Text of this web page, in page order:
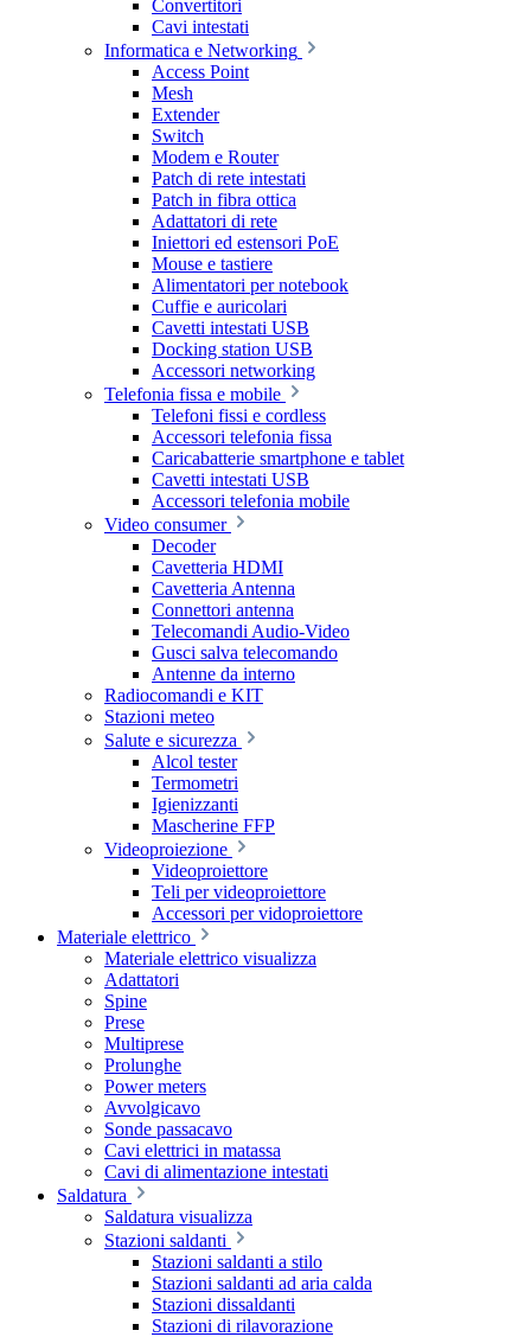
Convertitori
Cavi intestati
Informatica e Networking
Access Point
Mesh
Extender
Switch
Modem e Router
Patch di rete intestati
Patch in fibra ottica
Adattatori di rete
Iniettori ed estensori PoE
Mouse e tastiere
Alimentatori per notebook
Cuffie e auricolari
Cavetti intestati USB
Docking station USB
Accessori networking
Telefonia fissa e mobile
Telefoni fissi e cordless
Accessori telefonia fissa
Caricabatterie smartphone e tablet
Cavetti intestati USB
Accessori telefonia mobile
Video consumer
Decoder
Cavetteria HDMI
Cavetteria Antenna
Connettori antenna
Telecomandi Audio-Video
Gusci salva telecomando
Antenne da interno
Radiocomandi e KIT
Stazioni meteo
Salute e sicurezza
Alcol tester
Termometri
Igienizzanti
Mascherine FFP
Videoproiezione
Videoproiettore
Teli per videoproiettore
Accessori per vidoproiettore
Materiale elettrico
Materiale elettrico visualizza
Adattatori
Spine
Prese
Multiprese
Prolunghe
Power meters
Avvolgicavo
Sonde passacavo
Cavi elettrici in matassa
Cavi di alimentazione intestati
Saldatura
Saldatura visualizza
Stazioni saldanti
Stazioni saldanti a stilo
Stazioni saldanti ad aria calda
Stazioni dissaldanti
Stazioni di rilavorazione